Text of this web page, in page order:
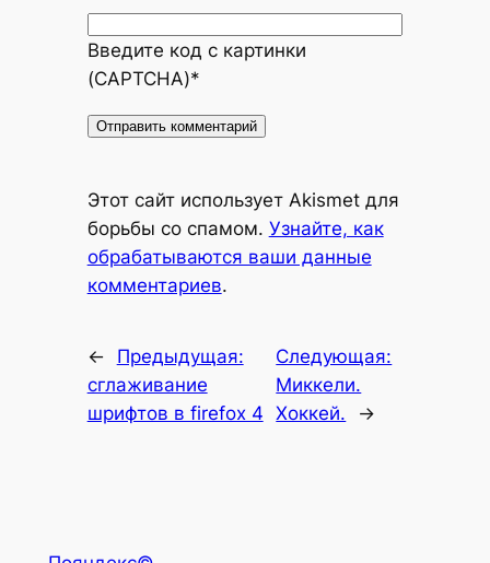
Введите код с картинки
(CAPTCHA)*
Этот сайт использует Akismet для
борьбы со спамом. Узнайте, как
обрабатываются ваши данные
комментариев.
←
Предыдущая:
сглаживание
шрифтов в firefox 4
Следующая:
Миккели.
Хоккей.
→